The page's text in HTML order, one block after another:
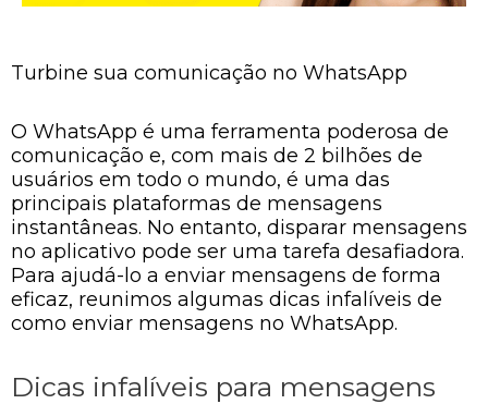
Turbine sua comunicação no WhatsApp
O WhatsApp é uma ferramenta poderosa de
comunicação e, com mais de 2 bilhões de
usuários em todo o mundo, é uma das
principais plataformas de mensagens
instantâneas. No entanto, disparar mensagens
no aplicativo pode ser uma tarefa desafiadora.
Para ajudá-lo a enviar mensagens de forma
eficaz, reunimos algumas dicas infalíveis de
como enviar mensagens no WhatsApp.
Dicas infalíveis para mensagens